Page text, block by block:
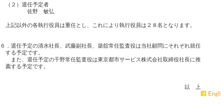
（２）退任予定者
佐野　敏弘
上記以外の各執行役員は重任とし、これにより執行役員は２８名となります。
６．退任予定の清水社長、武藤副社長、築舘常任監査役は当社顧問にそれぞれ就任
する予定です。
また、退任予定の千野常任監査役は東京都市サービス株式会社取締役社長に推
薦する予定です。